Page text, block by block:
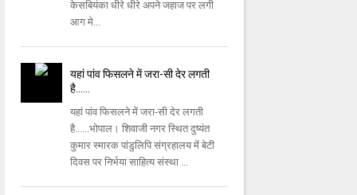
केसबियंका धीरे धीरे अपने जहाज पर लगी
आग मे...
यहां पांव फिसलने में जरा-सी देर लगती
है......
यहां पांव फिसलने में जरा-सी देर लगती
है......भोपाल। शिवाजी नगर स्थित दुष्यंत
कुमार स्मारक पांडुलिपि संग्रहालय में बेटी
दिवस पर निर्भया साहित्य संस्था ...